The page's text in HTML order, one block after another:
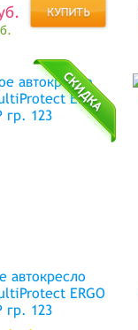
автокресло
ERGO
гр. 123